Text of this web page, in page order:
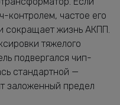
контролем, частое его
сокращает жизнь АКПП.
тяжелого
подвергался чип-
стандартной —
заложенный предел